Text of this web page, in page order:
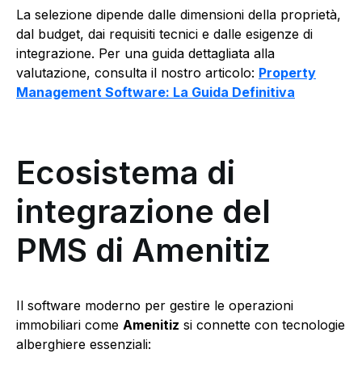
La selezione dipende dalle dimensioni della proprietà,
dal budget, dai requisiti tecnici e dalle esigenze di
integrazione. Per una guida dettagliata alla
valutazione, consulta il nostro articolo: Property
Management Software: La Guida Definitiva
Ecosistema di
integrazione del
PMS di Amenitiz
Il software moderno per gestire le operazioni
immobiliari come Amenitiz si connette con tecnologie
alberghiere essenziali: